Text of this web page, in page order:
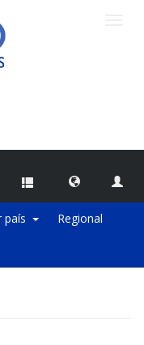
país Regional